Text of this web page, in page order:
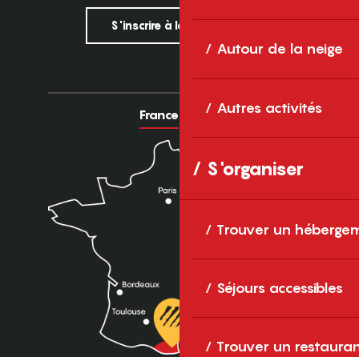
Autour de la neige
Autres activités
S'organiser
Trouver un
Séjours accessibles
Trouver un
S'inscrire à la newsletter
France Europe